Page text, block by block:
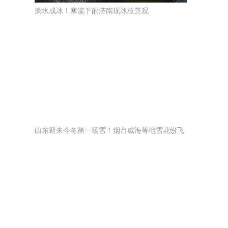
滴水成冰！寒流下的济南现冰枝景观
山东迎来今冬第一场雪！烟台威海等地雪花纷飞